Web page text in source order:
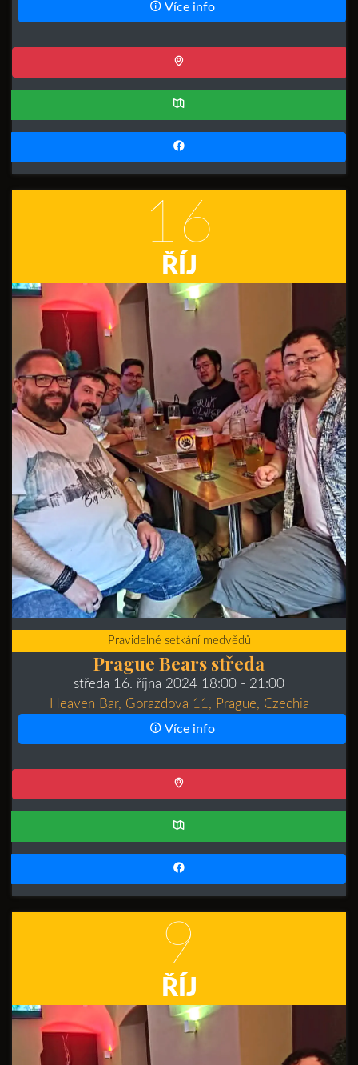
Více info
16
ŘÍJ
Pravidelné setkání medvědů
Prague Bears středa
středa 16. října 2024 18:00 - 21:00
Heaven Bar, Gorazdova 11, Prague, Czechia
Více info
9
ŘÍJ